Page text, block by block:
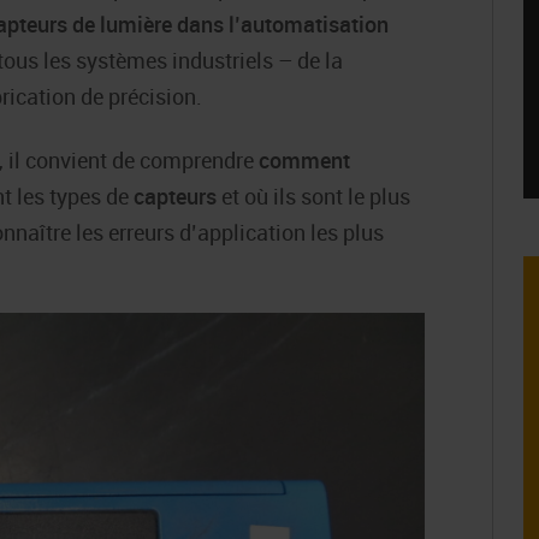
de lumière dans l’automatisation
les systèmes industriels – de la
de précision.
convient de comprendre comment
les types de capteurs et où ils sont le plus
les erreurs d’application les plus